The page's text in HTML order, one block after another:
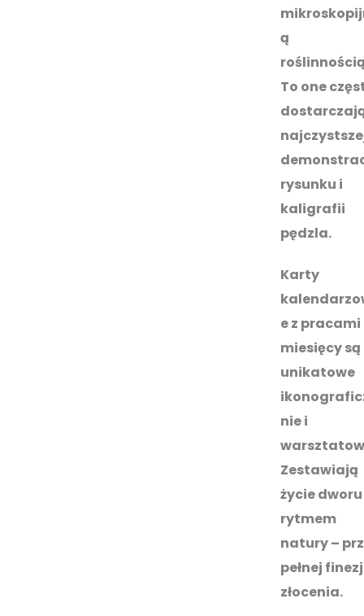
ą
To one
rysunku i
kaligrafii
pędzla.
Karty
e z pracami
miesięcy są
unikatowe
nie i
Zestawiają
życie dworu
rytmem
natury –
pełnej
złocenia.